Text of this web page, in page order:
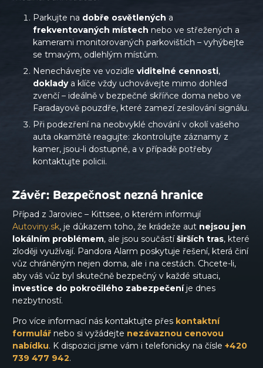
Parkujte na dobře osvětlených a
frekventovaných místech nebo ve střežených a
kamerami monitorovaných parkovištích – vyhýbejte
se tmavým, odlehlým místům.
Nenechávejte ve vozidle viditelné cennosti,
dokladya klíče vždy uchovávejte mimo dohled
zvenčí – ideálně v bezpečné skříňce doma nebo ve
Faradayově pouzdře, které zamezí zesilování signálu.
Při podezření na neobvyklé chování v okolí vašeho
auta okamžitě reagujte: zkontrolujte záznamy z
kamer, jsou-li dostupné, a v případě potřeby
kontaktujte policii.
Závěr: Bezpečnost nezná hranice
Případ z Jaroviec – Kittsee, o kterém informují
Autoviny.sk, je důkazem toho, že krádeže aut nejsou jen
lokálním problémem, ale jsou součástíširších tras, které
zloději využívají. Pandora Alarm poskytuje řešení, která činí
vůz chráněným nejen doma, ale i na cestách. Chcete-li,
aby váš vůz byl skutečně bezpečný v každé situaci,
investice do pokročilého zabezpečeníje dnes
nezbytností.
Pro více informací nás kontaktujte přes kontaktní
formulář nebo si vyžádejte nezávaznou cenovou
nabídku. K dispozici jsme vám i telefonicky na čísle +420
739 477 942.